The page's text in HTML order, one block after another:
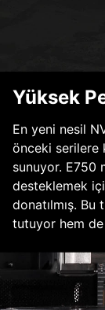
Yüksek
En yeni nesil
önceki serilere
sunuyor. E750
desteklemek
donatılmış. Bu
tutuyor hem de